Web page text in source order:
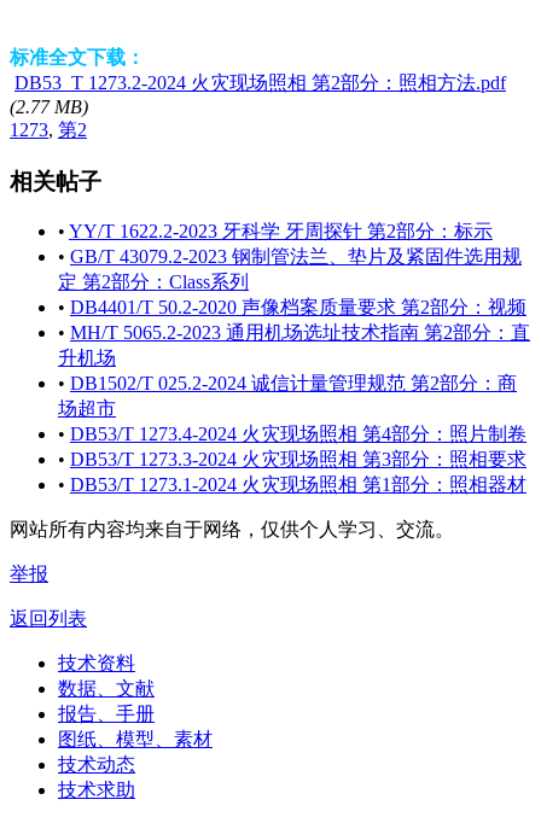
标准全文下载：
DB53_T 1273.2-2024 火灾现场照相 第2部分：照相方法.pdf
(2.77 MB)
1273, 第2
相关帖子
• YY/T 1622.2-2023 牙科学 牙周探针 第2部分：标示
• GB/T 43079.2-2023 钢制管法兰、垫片及紧固件选用规
定 第2部分：Class系列
• DB4401/T 50.2-2020 声像档案质量要求 第2部分：视频
• MH/T 5065.2-2023 通用机场选址技术指南 第2部分：直
升机场
• DB1502/T 025.2-2024 诚信计量管理规范 第2部分：商
场超市
• DB53/T 1273.4-2024 火灾现场照相 第4部分：照片制卷
• DB53/T 1273.3-2024 火灾现场照相 第3部分：照相要求
• DB53/T 1273.1-2024 火灾现场照相 第1部分：照相器材
网站所有内容均来自于网络，仅供个人学习、交流。
举报
返回列表
技术资料
数据、文献
报告、手册
图纸、模型、素材
技术动态
技术求助